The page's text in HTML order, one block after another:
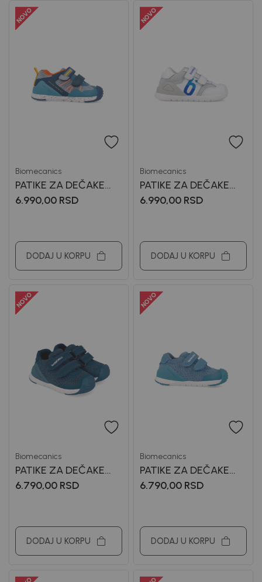
Biomecanics
PATIKE ZA DEČAKE
BIOMECANICS
6.990,00 RSD
DODAJ U KORPU
Biomecanics
PATIKE ZA DEČAKE
BIOMECANICS
6.990,00 RSD
DODAJ U KORPU
Biomecanics
PATIKE ZA DEČAKE
BIOMECANICS
6.790,00 RSD
DODAJ U KORPU
Biomecanics
PATIKE ZA DEČAKE
BIOMECANICS
6.790,00 RSD
DODAJ U KORPU